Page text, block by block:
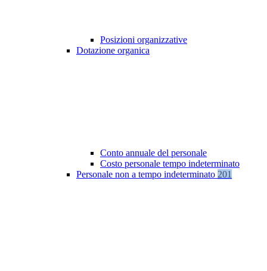
Posizioni organizzative
Dotazione organica
Conto annuale del personale
Costo personale tempo indeterminato
Personale non a tempo indeterminato 201